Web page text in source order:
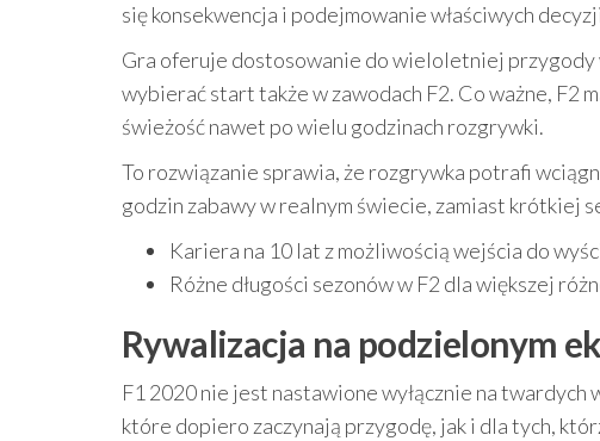
się konsekwencja i podejmowanie właściwych
Gra oferuje dostosowanie do wieloletniej przygody
wybierać start także w zawodach F2. Co ważne, F2
świeżość nawet po wielu godzinach rozgrywki.
To rozwiązanie sprawia, że rozgrywka potrafi
godzin zabawy w realnym świecie, zamiast krótkiej
Kariera na 10 lat z możliwością wejścia do
Różne długości sezonów w F2 dla większej
Rywalizacja na podzielonym
F1 2020 nie jest nastawione wyłącznie na
które dopiero zaczynają przygodę, jak i dla tych,